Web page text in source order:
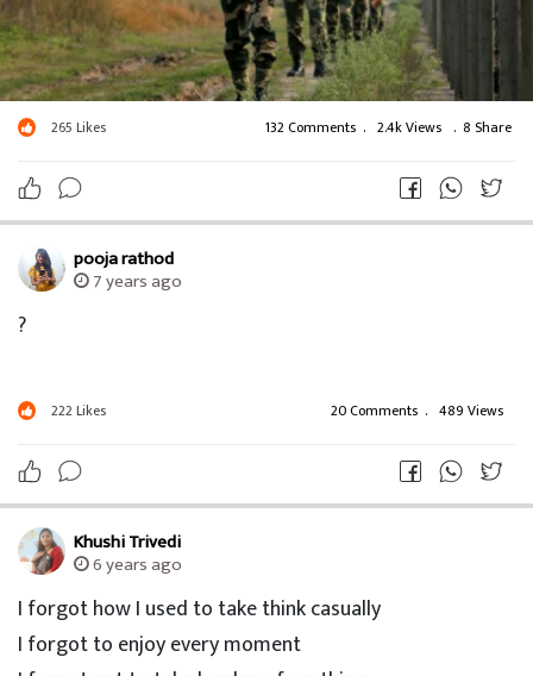
265 Likes 132 Comments . 2.4k Views . 8 Share
pooja rathod
7 years ago
?